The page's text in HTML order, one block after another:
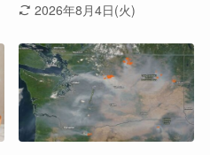
2026年8月4日(火)